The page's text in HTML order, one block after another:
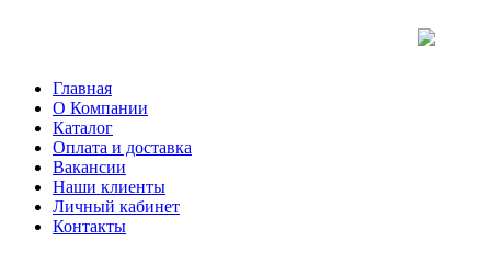
Главная
О Компании
Каталог
Оплата и доставка
Вакансии
Наши клиенты
Личный кабинет
Контакты